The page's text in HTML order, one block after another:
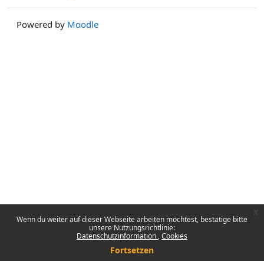
Wenn du weiter auf dieser Webseite arbeiten möchtest, bestätige bitte
unsere Nutzungsrichtlinie:
Datenschutzinformation Cookies
Fortsetzen
Powered by Moodle